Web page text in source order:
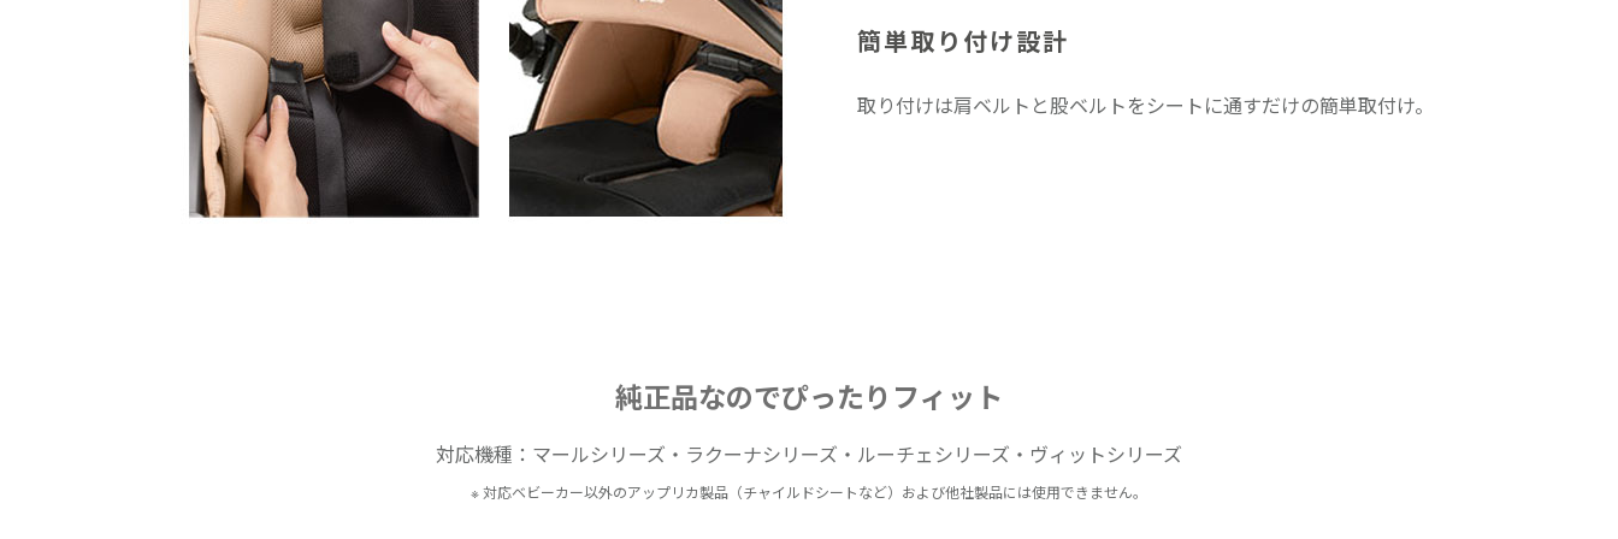
簡単取り付け設計
取り付けは肩ベルトと股ベルトをシートに通すだけの簡単取付け。
純正品なのでぴったりフィット
対応機種：マールシリーズ・ラクーナシリーズ・ ルーチェシリーズ・ヴィットシリーズ
※ 対応ベビーカー以外のアップリカ製品（チャイルドシートなど） および他社製品には使用できません。